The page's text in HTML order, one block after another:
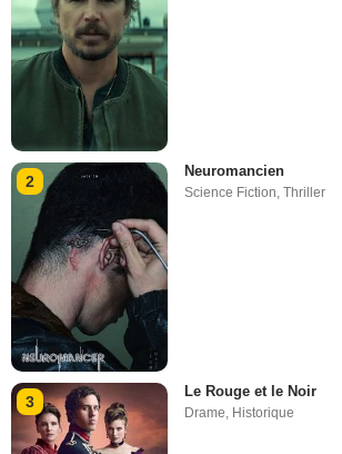
2
Neuromancien
Science Fiction ,Thriller
3
Le Rouge et le Noir
Drame, Historique